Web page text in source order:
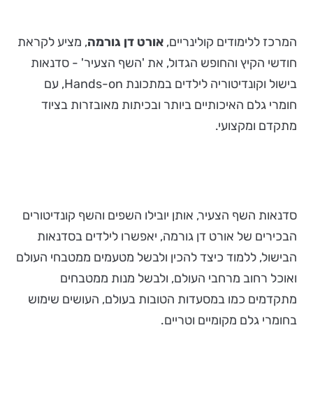
המרכז ללימודים קולינריים, אורט דן גורמה, מציע לקראת
חודשי הקיץ והחופש הגדול, את 'השף הצעיר' - סדנאות
בישול וקונדיטוריה לילדים במתכונת Hands-on, עם
חומרי גלם האיכותיים ביותר ובכיתות מאובזרות בציוד
מתקדם ומקצועי.
סדנאות השף הצעיר, אותן יובילו השפים והשף קונדיטורים
הבכירים של אורט דן גורמה, יאפשרו לילדים בסדנאות
הבישול, ללמוד כיצד להכין ולבשל מטעמים ממטבחי העולם
ואוכל רחוב מרחבי העולם, ולבשל מנות ממטבחים
מתקדמים כמו במסעדות הטובות בעולם, העושים שימוש
בחומרי גלם מקומיים וטריים.